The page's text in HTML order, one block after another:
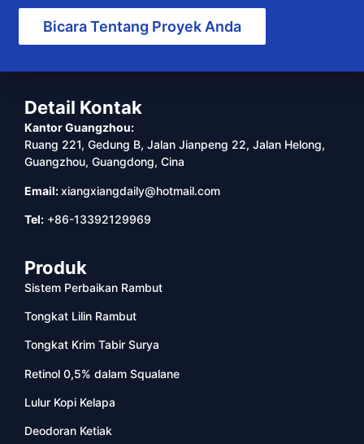
Bicara Tentang Proyek Anda
Detail Kontak
Kantor Guangzhou:
Ruang 221, Gedung B, Jalan Jianpeng 22, Jalan Helong,
Guangzhou, Guangdong, Cina
Email:xiangxiangdaily@hotmail.com
Tel: +86-13392129969
Produk
Sistem Perbaikan Rambut
Tongkat Lilin Rambut
Tongkat Krim Tabir Surya
Retinol 0,5% dalam Squalane
Lulur Kopi Kelapa
Deodoran Ketiak